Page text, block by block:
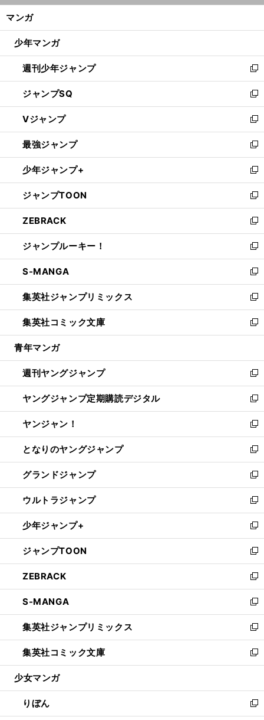
ン
ウ
開
く
マンガ
少年マンガ
週刊少年ジャンプ
新
し
い
ウ
ィ
ン
ド
ウ
で
開
く
ジャンプSQ
新
し
い
ウ
ィ
ン
ド
ウ
で
開
く
Vジャンプ
新
し
い
ウ
ィ
ン
ド
ウ
で
開
く
最強ジャンプ
新
し
い
ウ
ィ
ン
ド
ウ
で
開
く
少年ジャンプ+
新
し
い
ウ
ィ
ン
ド
ウ
で
開
く
ジャンプTOON
新
し
い
ウ
ィ
ン
ド
ウ
で
開
く
ZEBRACK
新
し
い
ウ
ィ
ン
ド
ウ
で
開
ジャンプルーキー！
新
し
い
ウ
ィ
ン
ド
ウ
開
く
S-MANGA
新
し
い
ウ
ィ
ン
ウ
で
開
く
集英社ジャンプリミックス
新
し
い
ウ
ン
ド
ウ
で
開
く
集英社コミック文庫
新
し
ウ
ィ
ン
ド
ウ
で
開
く
青年マンガ
週刊ヤングジャンプ
新
し
い
ウ
ィ
ン
ド
ウ
で
開
く
ヤングジャンプ定期購読デジタル
新
し
い
ウ
ィ
ン
ド
ウ
で
開
く
ヤンジャン！
新
し
い
ウ
ィ
ン
ド
ウ
で
開
く
となりのヤングジャンプ
新
し
い
ウ
ィ
ン
ド
ウ
で
開
く
グランドジャンプ
新
し
い
ウ
ィ
ン
ド
ウ
で
開
く
ウルトラジャンプ
新
し
い
ウ
ィ
ン
ド
ウ
で
開
く
少年ジャンプ+
新
し
い
ウ
ィ
ン
ド
ウ
で
開
く
ジャンプTOON
新
し
い
ウ
ィ
ン
ド
ウ
で
開
ZEBRACK
新
し
い
ウ
ィ
ン
ド
ウ
開
く
S-MANGA
新
し
い
ウ
ィ
ン
ウ
で
開
集英社ジャンプリミックス
新
し
い
ウ
ン
ド
ウ
集英社コミック文庫
新
し
ウ
ィ
ン
少女マンガ
りぼん
新